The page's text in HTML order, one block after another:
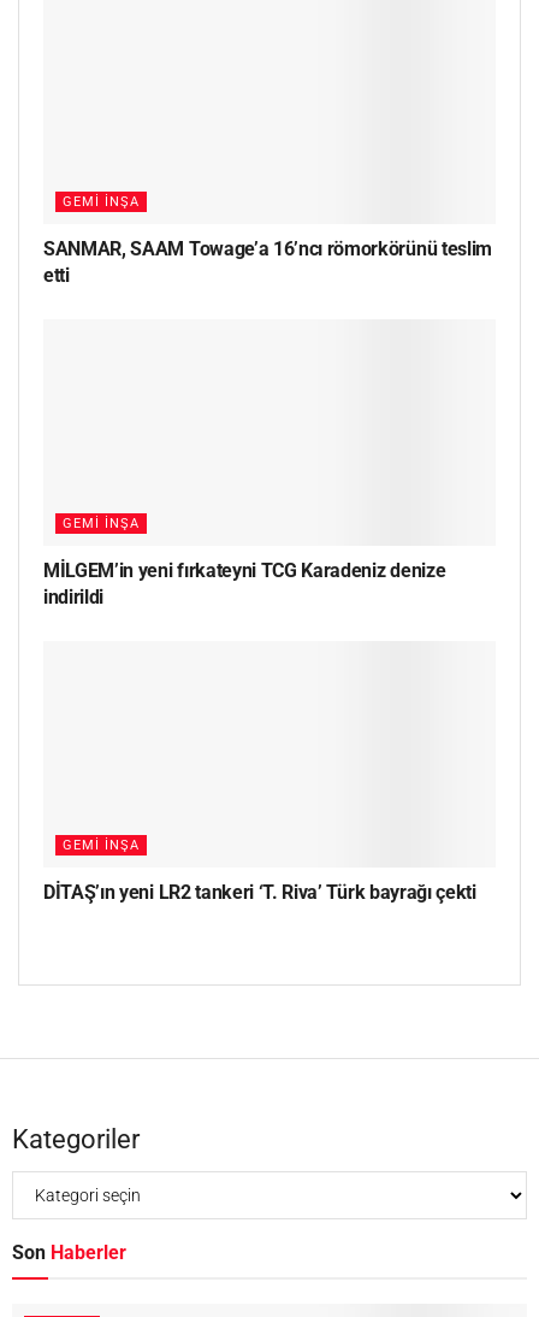
GEMI İNŞA
SANMAR, SAAM Towage’a 16’ncı römorkörünü teslim
etti
GEMI İNŞA
MİLGEM’in yeni fırkateyni TCG Karadeniz denize
indirildi
GEMI İNŞA
DİTAŞ’ın yeni LR2 tankeri ‘T. Riva’ Türk bayrağı çekti
Kategoriler
Son Haberler